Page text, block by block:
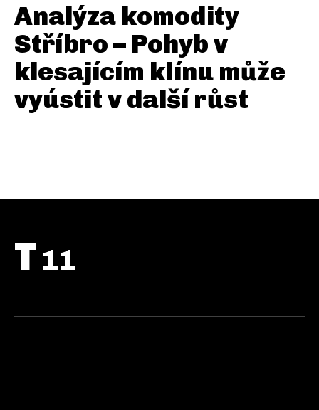
Analýza komodity
Stříbro – Pohyb v
klesajícím klínu může
vyústit v další růst
T 11